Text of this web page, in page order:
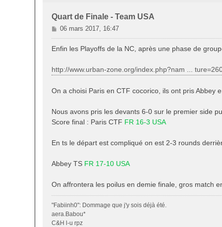
Quart de Finale - Team USA
M
e
s
g
06 mars 2017, 16:47
Enfin les Playoffs de la NC, après une phase de
http://www.urban-zone.org/index.php?nam ...
On a choisi Paris en CTF cocorico, ils ont pris Abbey
Nous avons pris les devants 6-0 sur le premier side
Score final : Paris CTF FR 16-3 USA
En ts le départ est compliqué on est 2-3 rounds
Abbey TS FR 17-10 USA
On affrontera les poilus en demie finale, gros match
"Fabiinh0": Dommage que j'y sois déjà été.
aera.Babou*
C&H l-u rpz